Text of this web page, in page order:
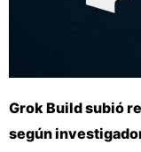
Grok Build subió
según